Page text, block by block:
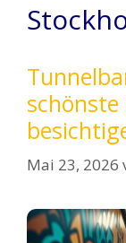
Mai 23, 2026